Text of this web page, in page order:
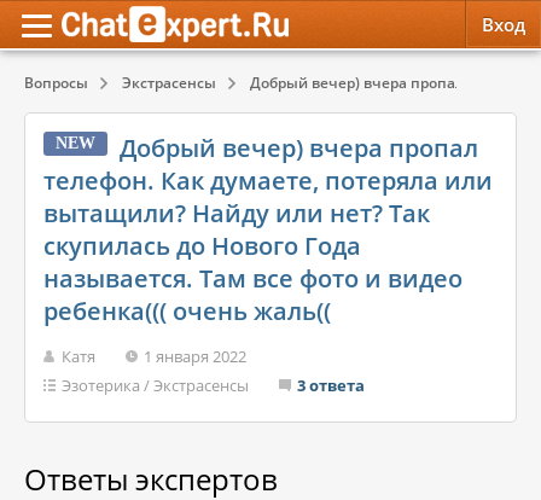
Вход
Вопросы Экстрасенсы Добрый вечер) вчера пропал телефон.
NEW
Добрый вечер) вчера пропал
телефон. Как думаете, потеряла или
вытащили? Найду или нет? Так
скупилась до Нового Года
называется. Там все фото и видео
ребенка((( очень жаль((
Катя
1 января 2022
Эзотерика /Экстрасенсы 3 ответа
Ответы экспертов
Психология
Эзотерика
Красота, Здоровье
Психология
Эзотерика
Красота, Здоровье
Обратная связь
Служба поддержки
Правила сервиса